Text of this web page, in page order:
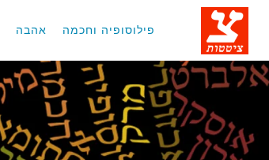
דלגו
פילוסופיה וחכמה אהבה